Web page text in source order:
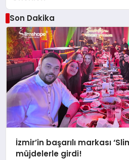
Son Dakika
İzmir’in başarılı markası
müjdelerle girdi!